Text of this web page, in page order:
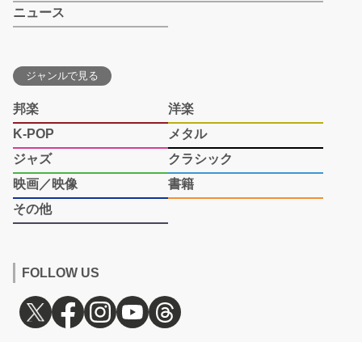
ニュース
ジャンルで見る
邦楽
洋楽
K-POP
メタル
ジャズ
クラシック
映画／映像
書籍
その他
FOLLOW US